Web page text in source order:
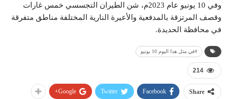
وفي 10 يونيو عام 2023م، شن الطيران التجسسي خمس غارات
وقصف المرتزقة بالمدفعية والأعيرة النارية المختلفة مناطق متفرقة
في محافظة الحديدة.
#في مثل هذا اليوم 10 يونيو
214
Share
Facebook
Twitter
Google+